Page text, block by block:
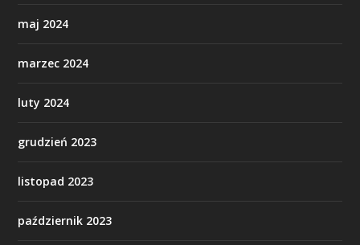
maj 2024
marzec 2024
luty 2024
grudzień 2023
listopad 2023
październik 2023